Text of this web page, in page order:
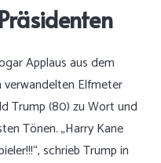
Applaus aus dem
verwandelten Elfmeter
Trump (80) zu Wort und
Tönen. „Harry Kane
schrieb Trump in